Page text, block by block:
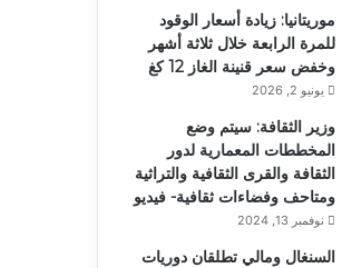
موريتانيا: زيادة أسعار الوقود
للمرة الرابعة خلال ثلاثة أشهر
وخفض سعر قنينة الغاز 12 كغ
يونيو 2, 2026
وزير الثقافة: سيتم وضع
المخططات المعمارية لدور
الثقافة والقرى الثقافية والتراثية
ومتاحف وفضاءات ثقافية- فيديو
نوفمبر 13, 2024
السنغال ومالي تطلقان دوريات